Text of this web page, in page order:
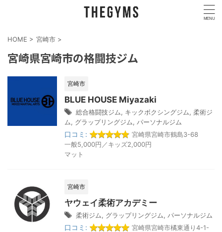
HOME > 宮崎市 >
宮崎県宮崎市の格闘技ジム
宮崎市
BLUE HOUSE Miyazaki
総合格闘技ジム, キックボクシングジム, 柔術ジ
ム, グラップリングジム, パーソナルジム
口コミ:
宮崎県宮崎市鶴島3-68
一般5,000円／キッズ2,000円
マット
宮崎市
ヤウェイ柔術アカデミー
柔術ジム, グラップリングジム, パーソナルジム
口コミ:
宮崎県宮崎市橘東通り4-1-